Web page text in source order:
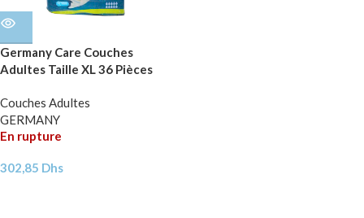
Germany Care Couches
Adultes Taille XL 36 Pièces
Couches Adultes
GERMANY
En rupture
302,85 Dhs